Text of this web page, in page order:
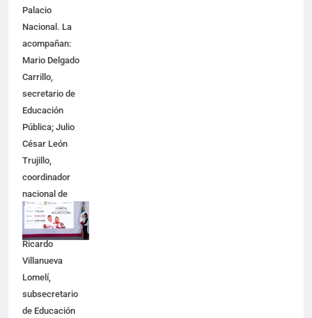
Palacio
Nacional. La
acompañan:
Mario Delgado
Carrillo,
secretario de
Educación
Pública; Julio
César León
Trujillo,
coordinador
nacional de
becas para el
Bienestar;
Ricardo
Villanueva
Lomelí,
subsecretario
de Educación